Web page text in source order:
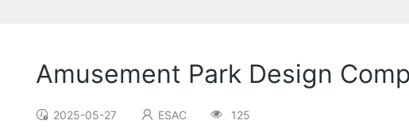
Amusement Park Design
2025-05-27 ESAC 125